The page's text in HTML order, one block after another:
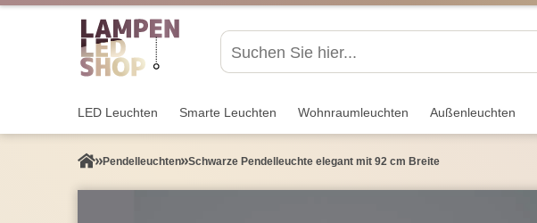
LED Leuchten Smarte Leuchten Wohnraum­leuchten Außen­leuchten
Pendel­leuchten Schwarze Pendelleuchte elegant mit 92 cm Breite